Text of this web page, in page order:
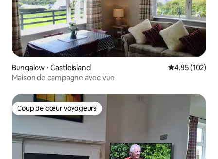
Bungalow ⋅ Castleisland Évaluation
4,95 (102)
Maison de campagne avec vue
Coup de cœur voyageurs
Coup de cœur voyageurs